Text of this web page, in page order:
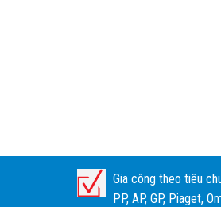
Gia công theo tiêu
PP, AP, GP, Piaget,